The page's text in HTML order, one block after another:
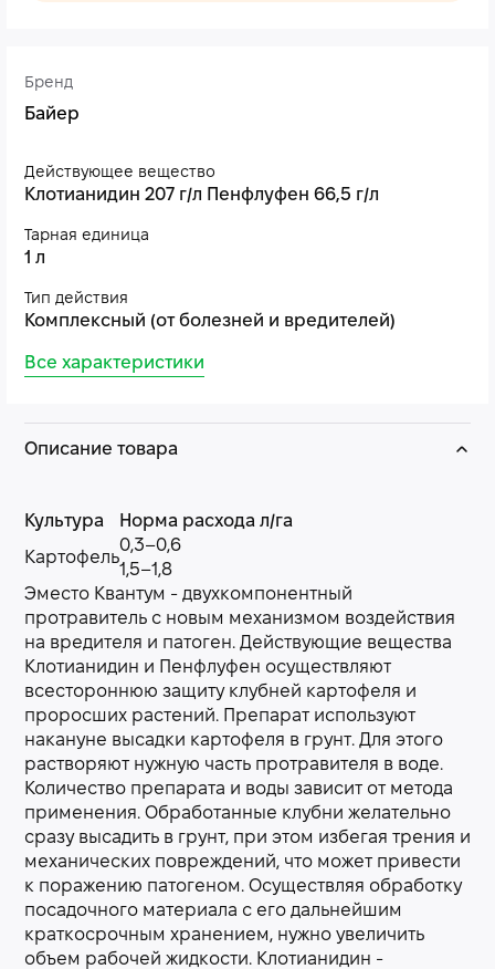
Бренд
Байер
Действующее вещество
Клотианидин 207 г/л Пенфлуфен 66,5 г/л
Тарная единица
1 л
Тип действия
Комплексный (от болезней и вредителей)
Все характеристики
Описание товара
Культура Норма расхода л/га
Картофель
0,3–0,6
1,5–1,8
Эместо Квантум - двухкомпонентный
протравитель с новым механизмом воздействия
на вредителя и патоген. Действующие вещества
Клотианидин и Пенфлуфен осуществляют
всестороннюю защиту клубней картофеля и
проросших растений. Препарат используют
накануне высадки картофеля в грунт. Для этого
растворяют нужную часть протравителя в воде.
Количество препарата и воды зависит от метода
применения. Обработанные клубни желательно
сразу высадить в грунт, при этом избегая трения и
механических повреждений, что может привести
к поражению патогеном. Осуществляя обработку
посадочного материала с его дальнейшим
краткосрочным хранением, нужно увеличить
объем рабочей жидкости. Клотианидин -